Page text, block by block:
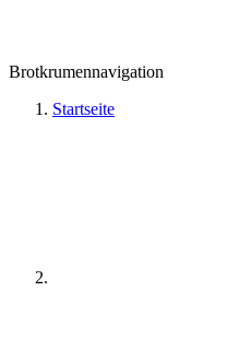
Brotkrumennavigation
Startseite